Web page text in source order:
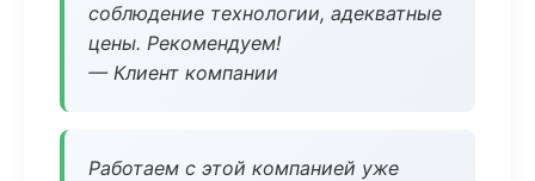
соблюдение технологии, адекватные
цены. Рекомендуем!
— Клиент компании
Работаем с этой компанией уже